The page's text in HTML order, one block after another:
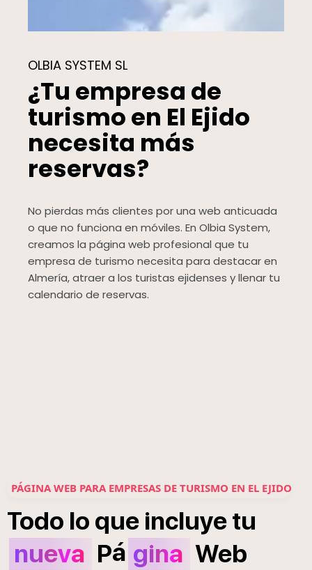
OLBIA SYSTEM SL
¿Tu empresa de
turismo en El Ejido
necesita más
reservas?
No pierdas más clientes por una web anticuada
o que no funciona en móviles. En Olbia System,
creamos la página web profesional que tu
empresa de turismo necesita para destacar en
Almería, atraer a los turistas ejidenses y llenar tu
calendario de reservas.
PÁGINA WEB PARA EMPRESAS DE TURISMO EN EL EJIDO
Todo lo que incluyetu
nueva Pá gina Web